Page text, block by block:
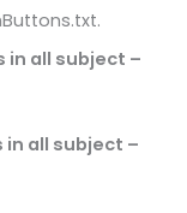
in all subject –
in all subject –